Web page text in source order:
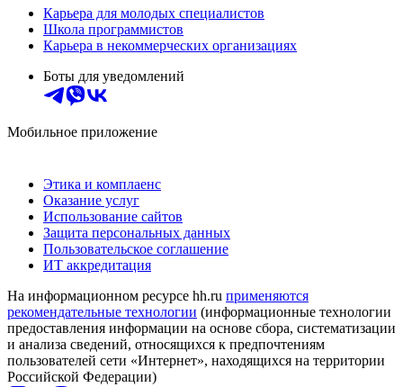
Карьера для молодых специалистов
Школа программистов
Карьера в некоммерческих организациях
Боты для уведомлений
Мобильное приложение
Этика и комплаенс
Оказание услуг
Использование сайтов
Защита персональных данных
Пользовательское соглашение
ИТ аккредитация
На информационном ресурсе hh.ru применяются
рекомендательные технологии (информационные технологии
предоставления информации на основе сбора, систематизации
и анализа сведений, относящихся к предпочтениям
пользователей сети «Интернет», находящихся на территории
Российской Федерации)